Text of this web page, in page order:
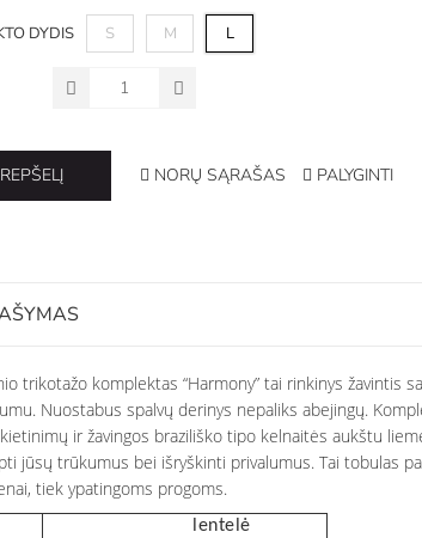
DYDIS S M L
NORŲ SĄRAŠAS PALYGINTI
trikotažo komplektas “Harmony” tai rinkinys žavintis
Nuostabus spalvų derinys nepaliks abejingų.
ir žavingos braziliško tipo kelnaitės aukštu
jūsų trūkumus bei išryškinti privalumus. Tai tobulas
tiek ypatingoms progoms.
lentelė